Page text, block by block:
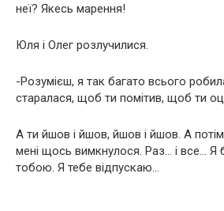
неї? Якесь марення!
Юля і Олег розлучилися.
-Розумієш, я так багато всього
старалася, щоб ти помітив, щоб ти
А ти йшов і йшов, йшов і йшов. А
мені щось вимкнулося. Раз… і все… Я
тобою. Я тебе відпускаю…